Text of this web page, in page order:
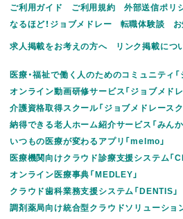
ご利用ガイド ご利用規約 外部送信ポリ
なるほど！ジョブメドレー
転職体験談
求人掲載をお考えの方へ リンク掲載につ
医療・福祉で働く人のためのコミュニティ「
オンライン動画研修サービス「ジョブメド
介護資格取得スクール「ジョブメドレースク
納得できる老人ホーム紹介サービス「みんか
いつもの医療が変わるアプリ「melmo」
医療機関向けクラウド診療支援システム「
オンライン医療事典「MEDLEY」
クラウド歯科業務支援システム「DENTIS」
調剤薬局向け統合型クラウドソリューショ